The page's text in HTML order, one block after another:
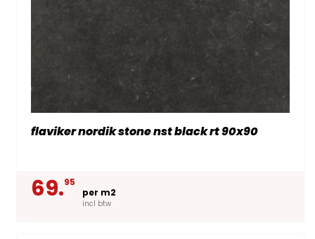
flaviker nordik stone nst black rt 90x90
69.95
per m2
incl btw